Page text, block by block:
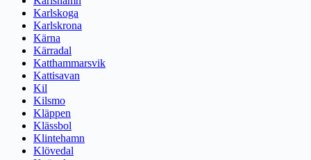
Karlskoga
Karlskrona
Kärna
Kärradal
Katthammarsvik
Kattisavan
Kil
Kilsmo
Kläppen
Klässbol
Klintehamn
Klövedal